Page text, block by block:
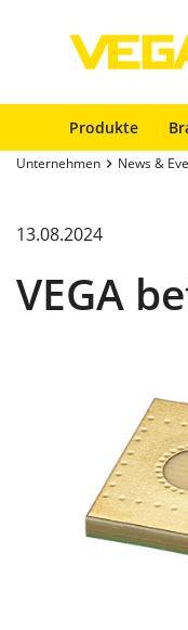
Produkte
Unternehmen News &
13.08.2024
VEGA